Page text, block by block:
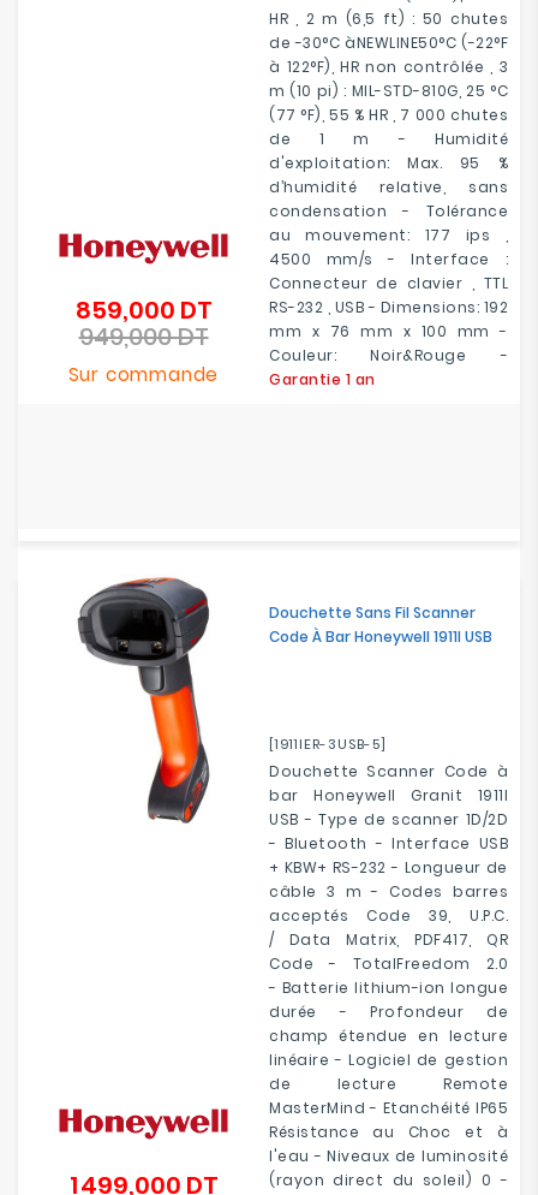
HR , 2 m (6,5 ft) : 50 chutes
de -30°C àNEWLINE50°C (-22°F
à 122°F), HR non contrôlée , 3
m (10 pi) : MIL-STD-810G, 25 °C
(77 °F), 55 % HR , 7 000 chutes
de 1 m - Humidité
d'exploitation: Max. 95 %
d’humidité relative, sans
condensation - Tolérance
au mouvement: 177 ips ,
4500 mm/s - Interface :
Connecteur de clavier , TTL
RS-232 , USB - Dimensions: 192
mm x 76 mm x 100 mm -
Couleur: Noir&Rouge -
Garantie 1 an
859,000 DTPrix
949,000 DTPrix
Sur commande
Douchette Sans Fil Scanner
Code À Bar Honeywell 1911I USB
[1911IER-3USB-5]
Douchette Scanner Code à
bar Honeywell Granit 1911I
USB - Type de scanner 1D/2D
- Bluetooth - Interface USB
+ KBW+ RS-232 - Longueur de
câble 3 m - Codes barres
acceptés Code 39, U.P.C.
/ Data Matrix, PDF417, QR
Code - TotalFreedom 2.0
- Batterie lithium-ion longue
durée - Profondeur de
champ étendue en lecture
linéaire - Logiciel de gestion
de lecture Remote
MasterMind - Etanchéité IP65
Résistance au Choc et à
l'eau - Niveaux de luminosité
(rayon direct du soleil) 0 -
1 499,000 DTPrix